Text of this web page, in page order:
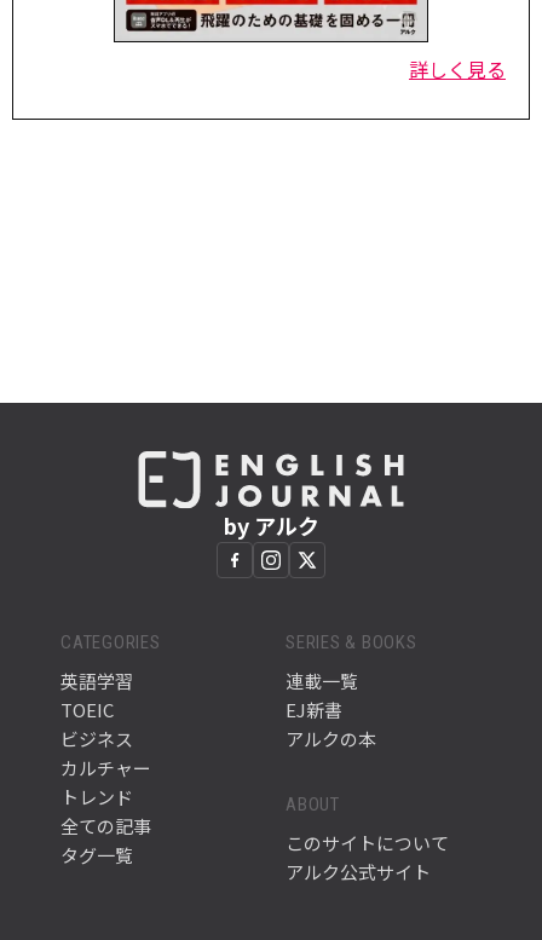
詳しく見る
by アルク
CATEGORIES
英語学習
TOEIC
ビジネス
カルチャー
トレンド
全ての記事
タグ一覧
SERIES & BOOKS
連載一覧
EJ新書
アルクの本
ABOUT
このサイトについて
アルク公式サイト